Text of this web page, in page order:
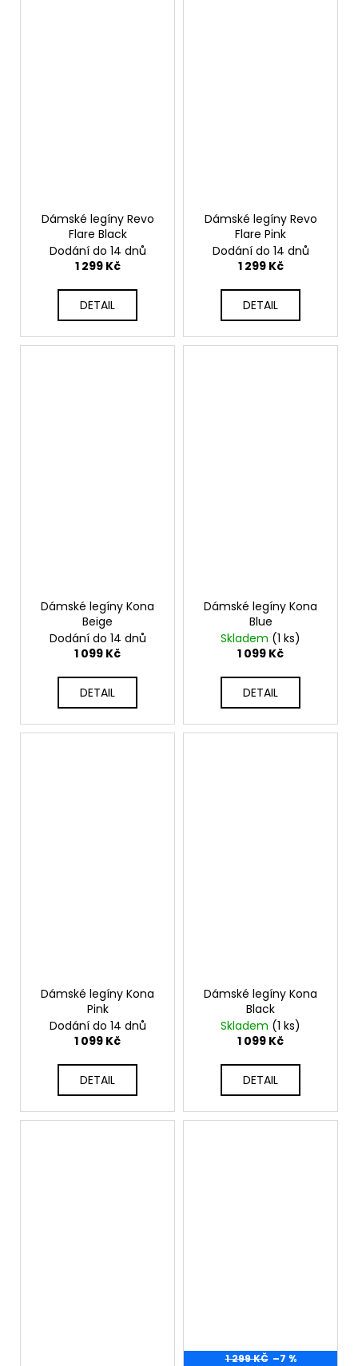
Dámské legíny Revo
Flare Black
Dodání do 14 dnů
1 299 Kč
DETAIL
Dámské legíny Revo
Flare Pink
Dodání do 14 dnů
1 299 Kč
DETAIL
Dámské legíny Kona
Beige
Dodání do 14 dnů
1 099 Kč
DETAIL
Dámské legíny Kona
Blue
Skladem (1 ks)
1 099 Kč
DETAIL
Dámské legíny Kona
Pink
Dodání do 14 dnů
1 099 Kč
DETAIL
Dámské legíny Kona
Black
Skladem (1 ks)
1 099 Kč
DETAIL
1 299 KČ –7 %